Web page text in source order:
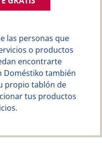
las personas que
o productos
encontrarte
Doméstiko también
propio tablón de
tus productos